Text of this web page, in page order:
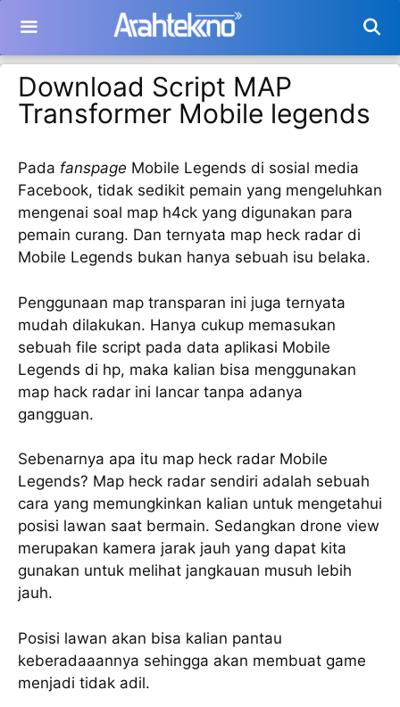
isi
Download Script MAP
Transformer Mobile legends
Pada fanspage Mobile Legends di sosial media
Facebook, tidak sedikit pemain yang mengeluhkan
mengenai soal map h4ck yang digunakan para
pemain curang. Dan ternyata map heck radar di
Mobile Legends bukan hanya sebuah isu belaka.
Penggunaan map transparan ini juga ternyata
mudah dilakukan. Hanya cukup memasukan
sebuah file script pada data aplikasi Mobile
Legends di hp, maka kalian bisa menggunakan
map hack radar ini lancar tanpa adanya
gangguan.
Sebenarnya apa itu map heck radar Mobile
Legends? Map heck radar sendiri adalah sebuah
cara yang memungkinkan kalian untuk mengetahui
posisi lawan saat bermain. Sedangkan drone view
merupakan kamera jarak jauh yang dapat kita
gunakan untuk melihat jangkauan musuh lebih
jauh.
Posisi lawan akan bisa kalian pantau
keberadaaannya sehingga akan membuat game
menjadi tidak adil.